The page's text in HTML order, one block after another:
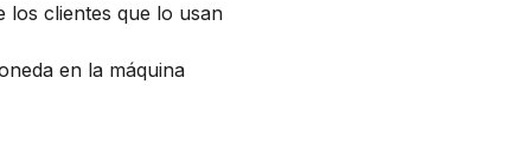
los clientes que lo usan
en la máquina